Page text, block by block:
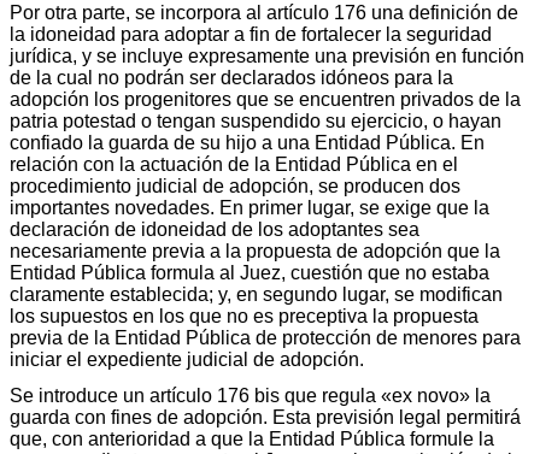
Por otra parte, se incorpora al artículo 176 una definición de
la idoneidad para adoptar a fin de fortalecer la seguridad
jurídica, y se incluye expresamente una previsión en función
de la cual no podrán ser declarados idóneos para la
adopción los progenitores que se encuentren privados de la
patria potestad o tengan suspendido su ejercicio, o hayan
confiado la guarda de su hijo a una Entidad Pública. En
relación con la actuación de la Entidad Pública en el
procedimiento judicial de adopción, se producen dos
importantes novedades. En primer lugar, se exige que la
declaración de idoneidad de los adoptantes sea
necesariamente previa a la propuesta de adopción que la
Entidad Pública formula al Juez, cuestión que no estaba
claramente establecida; y, en segundo lugar, se modifican
los supuestos en los que no es preceptiva la propuesta
previa de la Entidad Pública de protección de menores para
iniciar el expediente judicial de adopción.
Se introduce un artículo 176 bis que regula «ex novo» la
guarda con fines de adopción. Esta previsión legal permitirá
que, con anterioridad a que la Entidad Pública formule la